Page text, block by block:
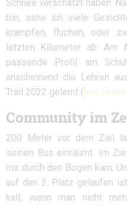
Schnee verschätzt haben.
bin, sehe ich viele
krampfen, fluchen, oder
letzten Kilometer ab. Am
passende Profil am
anscheinend die Lehren
Trail 2022 gelernt (hier
Community im
200 Meter vor dem Ziel
seinen Bus einräumt. Im
mir durch den Bogen kam.
auf den 2. Platz gelaufen
kalt, wenn man nicht